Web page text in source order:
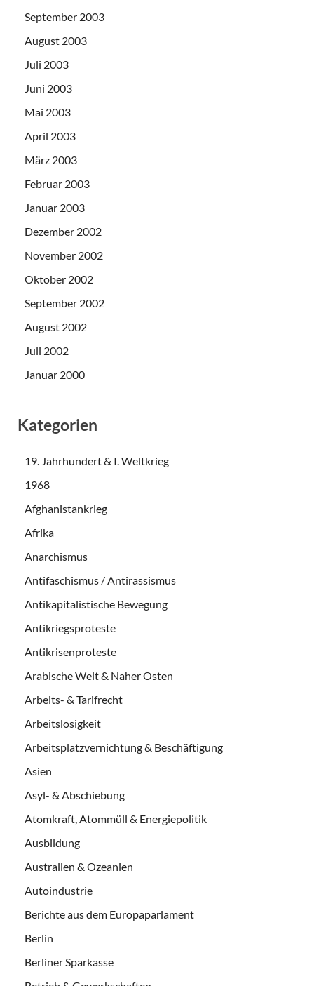
September 2003
August 2003
Juli 2003
Juni 2003
Mai 2003
April 2003
März 2003
Februar 2003
Januar 2003
Dezember 2002
November 2002
Oktober 2002
September 2002
August 2002
Juli 2002
Januar 2000
Kategorien
19. Jahrhundert & I. Weltkrieg
1968
Afghanistankrieg
Afrika
Anarchismus
Antifaschismus / Antirassismus
Antikapitalistische Bewegung
Antikriegsproteste
Antikrisenproteste
Arabische Welt & Naher Osten
Arbeits- & Tarifrecht
Arbeitslosigkeit
Arbeitsplatzvernichtung & Beschäftigung
Asien
Asyl- & Abschiebung
Atomkraft, Atommüll & Energiepolitik
Ausbildung
Australien & Ozeanien
Autoindustrie
Berichte aus dem Europaparlament
Berlin
Berliner Sparkasse